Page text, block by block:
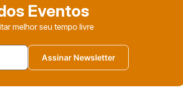
Eventos
melhor seu tempo livre
Assinar Newsletter